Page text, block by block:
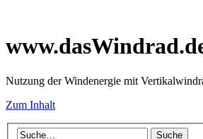
Nutzung der Windenergie mit
Zum Inhalt